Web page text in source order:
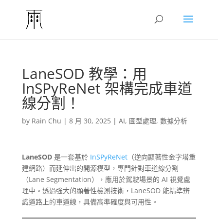
LaneSOD 教學：用
InSPyReNet 架構完成車道
線分割！
by Rain Chu | 8 月 30, 2025| AI, 圖型處理, 數據分析
LaneSOD是一套基於 InSPyReNet（逆向顯著性金字塔重
建網路）而延伸出的開源模型，專門針對車道線分割
（Lane Segmentation），應用於駕駛場景的 AI 視覺處
理中。透過強大的顯著性檢測技術，LaneSOD 能精準辨
識道路上的車道線，具備高準確度與可用性。